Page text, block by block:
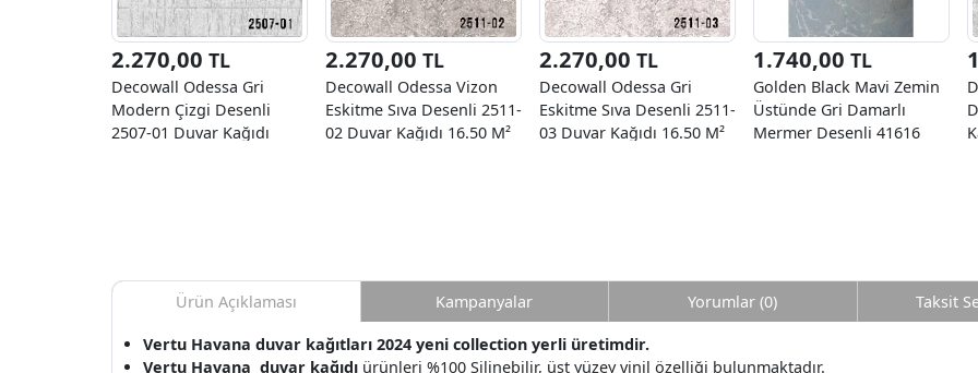
2.270,00 TL
Decowall Odessa Gri
Modern Çizgi Desenli
2507-01 Duvar Kağıdı
2.270,00 TL
Decowall Odessa Vizon
Eskitme Sıva Desenli 2511-
02 Duvar Kağıdı 16.50 M²
2.270,00 TL
Decowall Odessa Gri
Eskitme Sıva Desenli 2511-
03 Duvar Kağıdı 16.50 M²
1.740,00 TL
Golden Black Mavi Zemin
Üstünde Gri Damarlı
Mermer Desenli 41616
Ürün Açıklaması
Vertu Havana duvar kağıtları 2024 yeni collection yerli üretimdir.
Vertu Havana duvar kağıdı ürünleri %100 Silinebilir, üst yüzey vinil özelliği bulunmaktadır.
Kampanyalar Yorumlar (0) Taksit